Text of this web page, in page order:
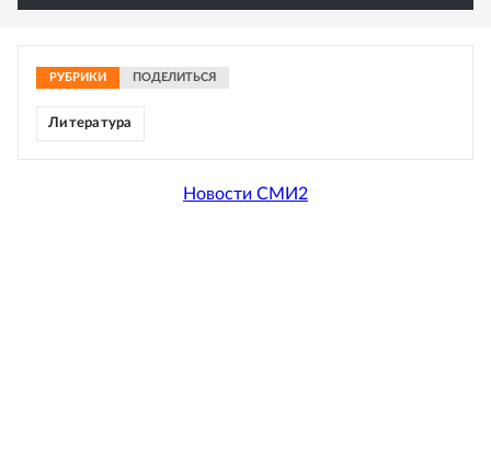
РУБРИКИ ПОДЕЛИТЬСЯ
Литература
Новости СМИ2